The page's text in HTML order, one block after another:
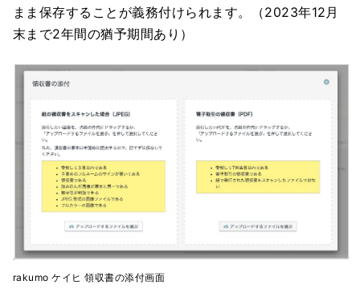
まま保存することが義務付けられます。（2023年12月
末まで2年間の猶予期間あり）
rakumo ケイヒ 領収書の添付画面